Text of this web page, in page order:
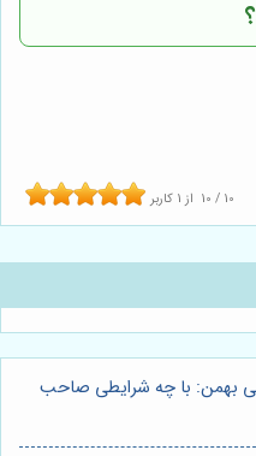
10 / 10 از 1 کاربر
بهمن: با چه شرایطی صاحب